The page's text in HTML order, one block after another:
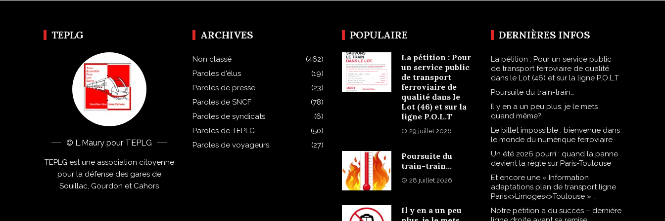
TEPLG
© L.Maury pour TEPLG
TEPLG est une association citoyenne
pour la défense des gares de
Souillac, Gourdon et Cahors
ARCHIVES
Non classé
(462)
Paroles d'élus
(19)
Paroles de presse
(23)
Paroles de SNCF
(78)
Paroles de syndicats
(6)
Paroles de TEPLG
(50)
Paroles de voyageurs
(27)
POPULAIRE
La pétition : Pour
un service public
de transport
ferroviaire de
qualité dans le
Lot (46) et sur la
ligne P.O.L.T
29 juillet 2026
Poursuite du
train-train…
28 juillet 2026
Il y en a un peu
DERNIÈRES INFOS
La pétition : Pour un service public
de transport ferroviaire de qualité
dans le Lot (46) et sur la ligne P.O.L.T
Poursuite du train-train…
Il y en a un peu plus, je le mets
quand même?
Le billet impossible : bienvenue dans
le monde du numérique ferroviaire
Un été 2026 pourri : quand la panne
devient la règle sur Paris-Toulouse
Et encore une « Information
adaptations plan de transport ligne
Paris<>Limoges<>Toulouse » …
Notre pétition a du succès – dernière